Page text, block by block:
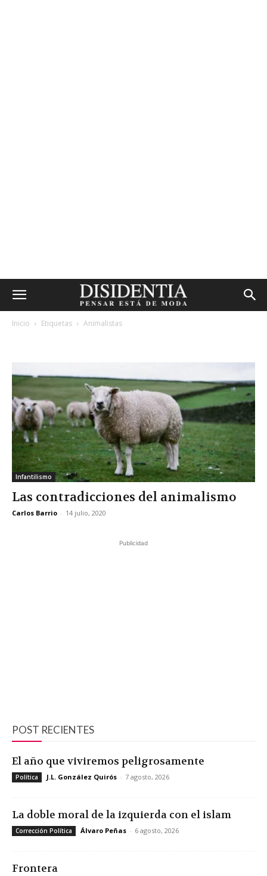
Inicio Etiquetas Animalistas
Infantilismo
Las contradicciones del animalismo
Carlos Barrio - 14 julio, 2020
Publicidad
POST RECIENTES
El año que viviremos peligrosamente
Política J.L. González Quirós - 7 agosto, 2026
La doble moral de la izquierda con el islam
Corrección Política Álvaro Peñas - 6 agosto, 2026
Frontera